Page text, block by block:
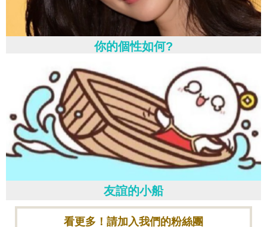
你的個性如何?
友誼的小船
看更多！請加入我們的粉絲團